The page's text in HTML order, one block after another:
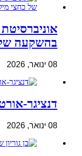
בהשקעה של
08 ינואר, 2026
דנציגר-
08 ינואר, 2026